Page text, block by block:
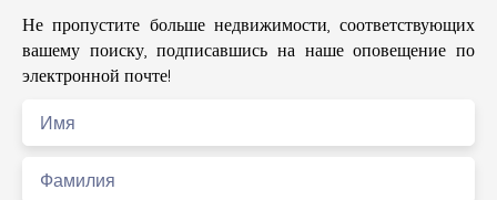
Не пропустите больше недвижимости, соответствующих
вашему поиску, подписавшись на наше оповещение по
электронной почте!
Имя
Фамилия